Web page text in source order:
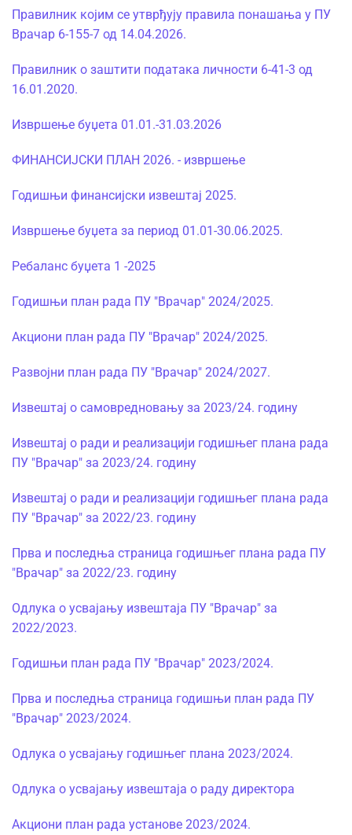
Правилник којим се утврђују правила понашања у ПУ
Врачар 6-155-7 од 14.04.2026.
Правилник о заштити података личности 6-41-3 од
16.01.2020.
Извршење буџета 01.01.-31.03.2026
ФИНАНСИЈСКИ ПЛАН 2026. - извршење
Годишњи финансијски извештај 2025.
Извршење буџета за период 01.01-30.06.2025.
Ребаланс буџета 1 -2025
Годишњи план рада ПУ "Врачар" 2024/2025.
Акциони план рада ПУ "Врачар" 2024/2025.
Развојни план рада ПУ "Врачар" 2024/2027.
Извештај о самовредновању за 2023/24. годину
Извештај о ради и реализацији годишњег плана рада
ПУ "Врачар" за 2023/24. годину
Извештај о ради и реализацији годишњег плана рада
ПУ "Врачар" за 2022/23. годину
Прва и последња страница годишњег плана рада ПУ
"Врачар" за 2022/23. годину
Одлука о усвајању извештаја ПУ "Врачар" за
2022/2023.
Годишњи план рада ПУ "Врачар" 2023/2024.
Прва и последња страница годишњи план рада ПУ
"Врачар" 2023/2024.
Одлука о усвајању годишњег плана 2023/2024.
Одлука о усвајању извештаја о раду директора
Акциони план рада установе 2023/2024.